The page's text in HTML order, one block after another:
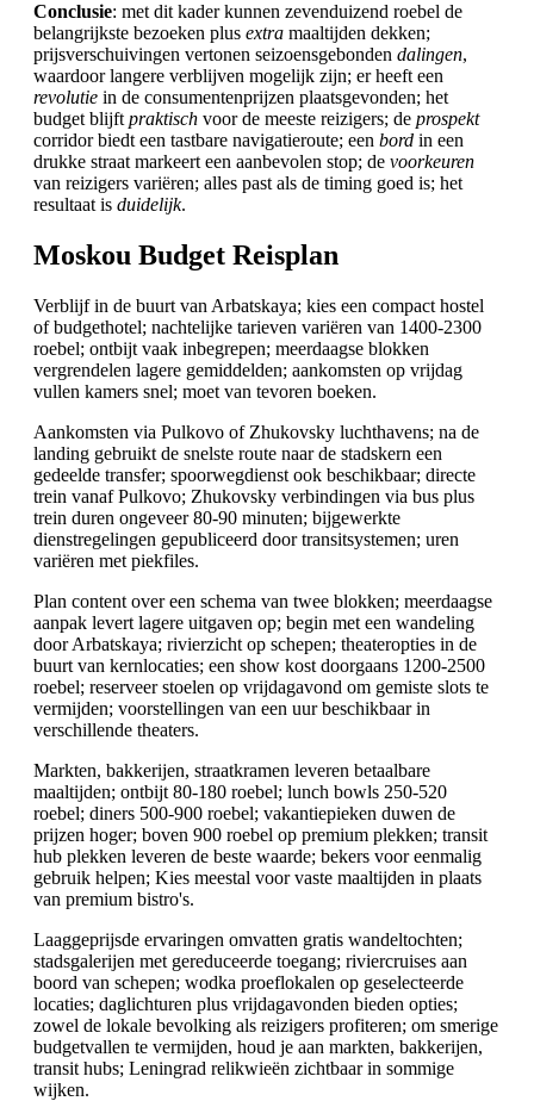
Conclusie: met dit kader kunnen zevenduizend roebel de
belangrijkste bezoeken plus extra maaltijden dekken;
prijsverschuivingen vertonen seizoensgebonden dalingen,
waardoor langere verblijven mogelijk zijn; er heeft een
revolutie in de consumentenprijzen plaatsgevonden; het
budget blijft praktisch voor de meeste reizigers; de prospekt
corridor biedt een tastbare navigatieroute; een bord in een
drukke straat markeert een aanbevolen stop; de voorkeuren
van reizigers variëren; alles past als de timing goed is; het
resultaat is duidelijk.
Moskou Budget Reisplan
Verblijf in de buurt van Arbatskaya; kies een compact hostel
of budgethotel; nachtelijke tarieven variëren van 1400-2300
roebel; ontbijt vaak inbegrepen; meerdaagse blokken
vergrendelen lagere gemiddelden; aankomsten op vrijdag
vullen kamers snel; moet van tevoren boeken.
Aankomsten via Pulkovo of Zhukovsky luchthavens; na de
landing gebruikt de snelste route naar de stadskern een
gedeelde transfer; spoorwegdienst ook beschikbaar; directe
trein vanaf Pulkovo; Zhukovsky verbindingen via bus plus
trein duren ongeveer 80-90 minuten; bijgewerkte
dienstregelingen gepubliceerd door transitsystemen; uren
variëren met piekfiles.
Plan content over een schema van twee blokken; meerdaagse
aanpak levert lagere uitgaven op; begin met een wandeling
door Arbatskaya; rivierzicht op schepen; theateropties in de
buurt van kernlocaties; een show kost doorgaans 1200-2500
roebel; reserveer stoelen op vrijdagavond om gemiste slots te
vermijden; voorstellingen van een uur beschikbaar in
verschillende theaters.
Markten, bakkerijen, straatkramen leveren betaalbare
maaltijden; ontbijt 80-180 roebel; lunch bowls 250-520
roebel; diners 500-900 roebel; vakantiepieken duwen de
prijzen hoger; boven 900 roebel op premium plekken; transit
hub plekken leveren de beste waarde; bekers voor eenmalig
gebruik helpen; Kies meestal voor vaste maaltijden in plaats
van premium bistro's.
Laaggeprijsde ervaringen omvatten gratis wandeltochten;
stadsgalerijen met gereduceerde toegang; riviercruises aan
boord van schepen; wodka proeflokalen op geselecteerde
locaties; daglichturen plus vrijdagavonden bieden opties;
zowel de lokale bevolking als reizigers profiteren; om smerige
budgetvallen te vermijden, houd je aan markten, bakkerijen,
transit hubs; Leningrad relikwieën zichtbaar in sommige
wijken.